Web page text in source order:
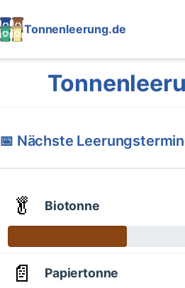
Tonnenleerung.de
📅 Nächste
🥬 Biotonne
📄 Papiertonne